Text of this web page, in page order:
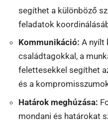
segíthet a különböző
feladatok
Kommunikáció: A nyílt
családtagokkal, a
felettesekkel segíthet
és a
Határok meghúzása:
mondani és határokat